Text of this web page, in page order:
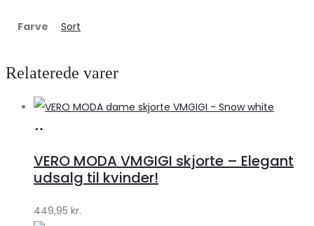
Farve Sort
Relaterede varer
Klædeskabet.dk
VERO MODA VMGIGI skjorte – Elegant
udsalg til kvinder!
449,95 kr.